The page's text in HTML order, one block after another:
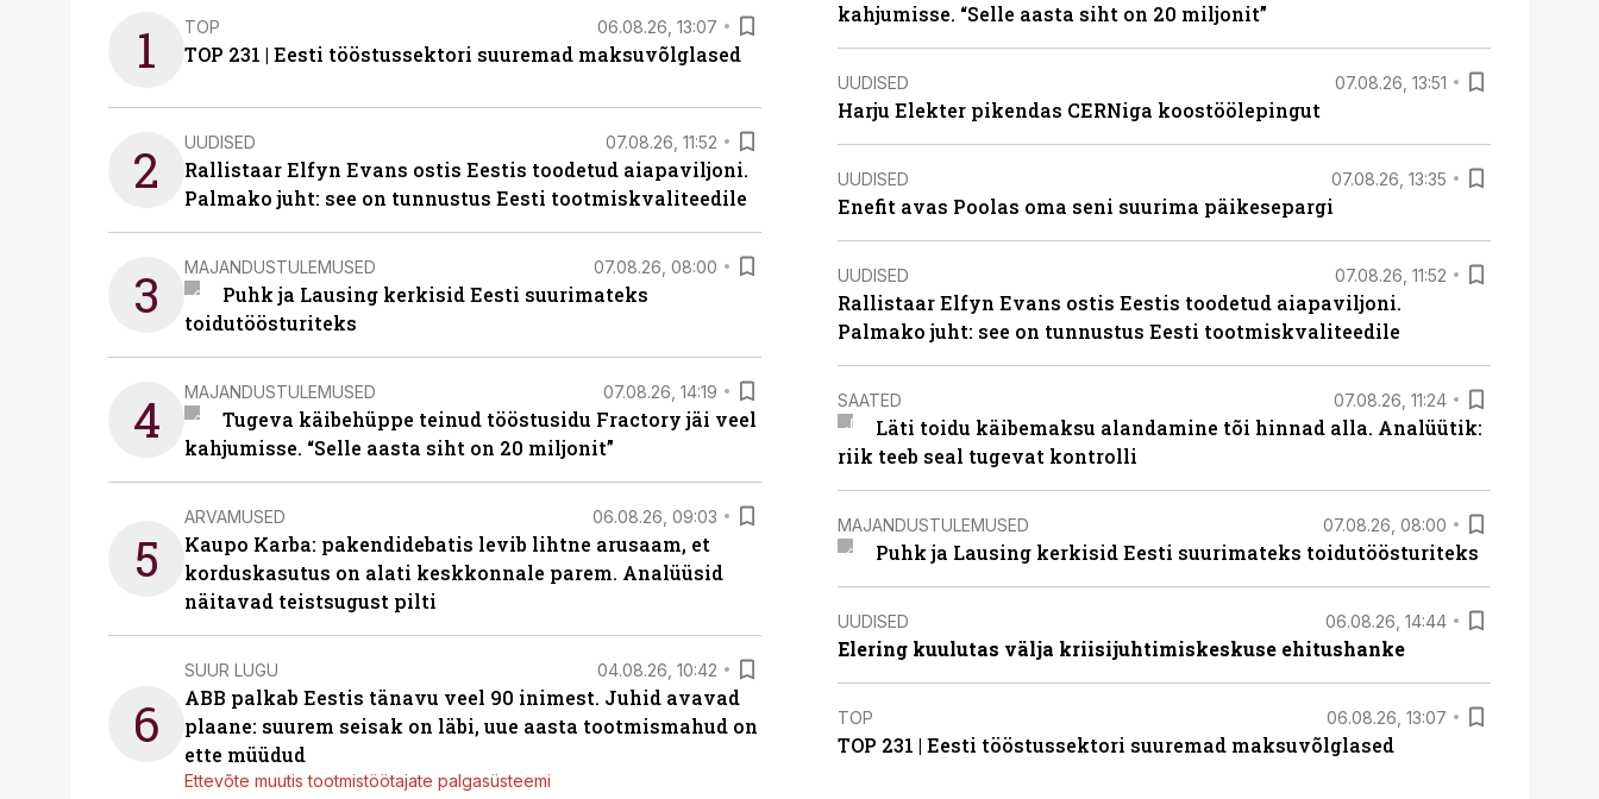
1 TOP 06.08.26, 13:07
TOP 231 | Eesti tööstussektori suuremad maksuvõlglased
2 UUDISED 07.08.26, 11:52
Rallistaar Elfyn Evans ostis Eestis toodetud aiapaviljoni.
Palmako juht: see on tunnustus Eesti tootmiskvaliteedile
3 MAJANDUSTULEMUSED 07.08.26, 08:00
Puhk ja Lausing kerkisid Eesti suurimateks
toidutöösturiteks
4 MAJANDUSTULEMUSED 07.08.26, 14:19
Tugeva käibehüppe teinud tööstusidu Fractory jäi veel
kahjumisse. “Selle aasta siht on 20 miljonit”
5
ARVAMUSED 06.08.26, 09:03
Kaupo Karba: pakendidebatis levib lihtne arusaam, et
korduskasutus on alati keskkonnale parem. Analüüsid
näitavad teistsugust pilti
6
SUUR LUGU 04.08.26, 10:42
ABB palkab Eestis tänavu veel 90 inimest. Juhid avavad
plaane: suurem seisak on läbi, uue aasta tootmismahud on
ette müüdud
Ettevõte muutis tootmistöötajate palgasüsteemi
kahjumisse. “Selle aasta siht on 20 miljonit”
UUDISED 07.08.26, 13:51
Harju Elekter pikendas CERNiga koostöölepingut
UUDISED 07.08.26, 13:35
Enefit avas Poolas oma seni suurima päikesepargi
UUDISED 07.08.26, 11:52
Rallistaar Elfyn Evans ostis Eestis toodetud aiapaviljoni.
Palmako juht: see on tunnustus Eesti tootmiskvaliteedile
SAATED 07.08.26, 11:24
Läti toidu käibemaksu alandamine tõi hinnad alla. Analüütik:
riik teeb seal tugevat kontrolli
MAJANDUSTULEMUSED 07.08.26, 08:00
Puhk ja Lausing kerkisid Eesti suurimateks toidutöösturiteks
UUDISED 06.08.26, 14:44
Elering kuulutas välja kriisijuhtimiskeskuse ehitushanke
TOP 06.08.26, 13:07
TOP 231 | Eesti tööstussektori suuremad maksuvõlglased